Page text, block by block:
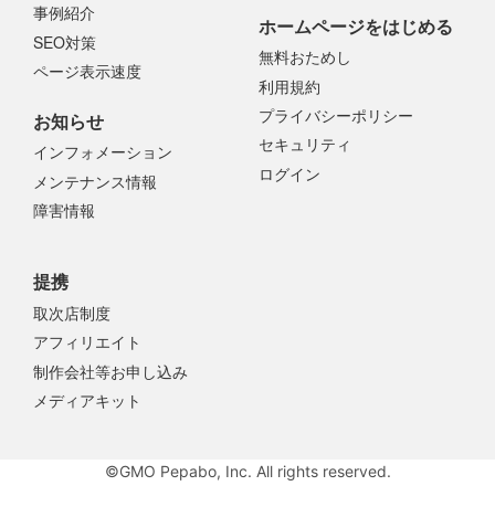
事例紹介
SEO対策
ページ表示速度
お知らせ
インフォメーション
メンテナンス情報
障害情報
提携
取次店制度
アフィリエイト
制作会社等お申し込み
メディアキット
ホームページをはじめる
無料おためし
利用規約
プライバシーポリシー
セキュリティ
ログイン
©GMO Pepabo, Inc. All rights reserved.